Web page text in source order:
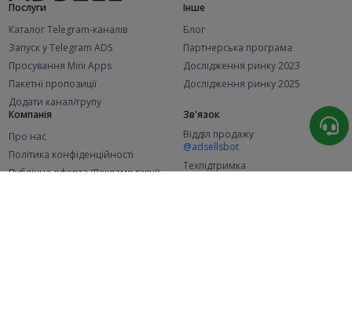
Послуги
Каталог Telegram-каналів
Запуск у Telegram ADS
Просування Mini Apps
Пакетні пропозиції
Додати канал/групу
Інше
Блог
Партнерська програма
Дослідження ринку 2023
Дослідження ринку 2025
Компанія
Про нас
Політика конфіденційності
Публічна оферта (Рекламодавці)
Зв'язок
Відділ продажу
@adsellsbot
Техпідтримка